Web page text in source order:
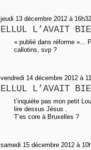
jeudi 13 décembre 2012 à
ELLUL L’AVAIT
« publié dans réforme »...
callotins, svp ?
vendredi 14 décembre 2012 à
ELLUL L’AVAIT
t’inquiète pas mon petit
lire dessus Jésus .
T’es core à Bruxelles ?
samedi 15 décembre 2012 à